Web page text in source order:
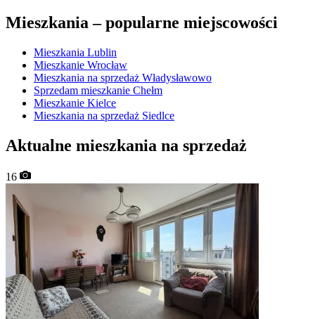
Mieszkania –popularne miejscowości
Mieszkania Lublin
Mieszkanie Wrocław
Mieszkania na sprzedaż Władysławowo
Sprzedam mieszkanie Chełm
Mieszkanie Kielce
Mieszkania na sprzedaż Siedlce
Aktualne mieszkania na sprzedaż
16